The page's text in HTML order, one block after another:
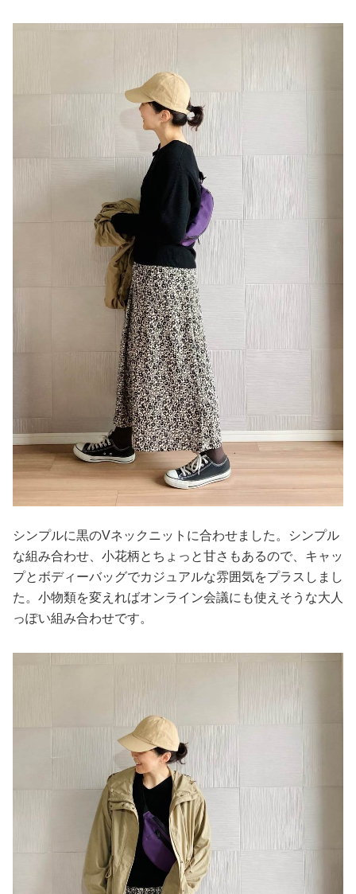
シンプルに黒のVネックニットに合わせました。シンプル
な組み合わせ、小花柄とちょっと甘さもあるので、キャッ
プとボディーバッグでカジュアルな雰囲気をプラスしまし
た。小物類を変えればオンライン会議にも使えそうな大人
っぽい組み合わせです。